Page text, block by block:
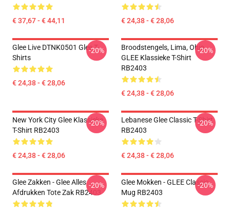
€ 37,67 - € 44,11 € 24,38 - € 28,06
Glee Live DTNK0501 Glee T-
Shirts
€ 24,38 - € 28,06
-20%
Broodstengels, Lima, Ohio,
GLEE Klassieke T-Shirt
RB2403
€ 24,38 - € 28,06
-20%
New York City Glee Klassieke
T-Shirt RB2403
€ 24,38 - € 28,06
-20%
Lebanese Glee Classic T-Shirt
RB2403
€ 24,38 - € 28,06
-20%
Glee Zakken - Glee Alles
Afdrukken Tote Zak RB2403
-20%
Glee Mokken - GLEE Classic
Mug RB2403
-20%